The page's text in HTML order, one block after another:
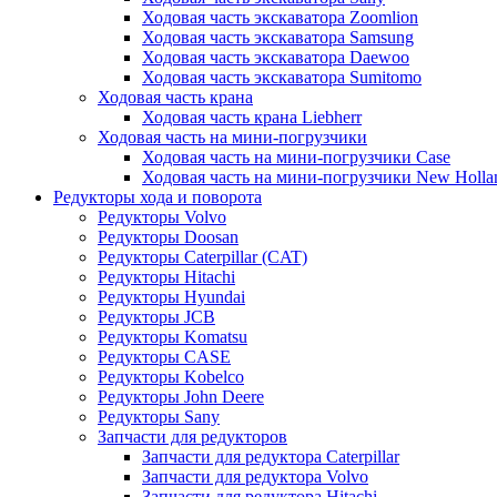
Ходовая часть экскаватора Zoomlion
Ходовая часть экскаватора Samsung
Ходовая часть экскаватора Daewoo
Ходовая часть экскаватора Sumitomo
Ходовая часть крана
Ходовая часть крана Liebherr
Ходовая часть на мини-погрузчики
Ходовая часть на мини-погрузчики Case
Ходовая часть на мини-погрузчики New
Редукторы хода и поворота
Редукторы Volvo
Редукторы Doosan
Редукторы Caterpillar (CAT)
Редукторы Hitachi
Редукторы Hyundai
Редукторы JCB
Редукторы Komatsu
Редукторы CASE
Редукторы Kobelco
Редукторы John Deere
Редукторы Sany
Запчасти для редукторов
Запчасти для редуктора Caterpillar
Запчасти для редуктора Volvo